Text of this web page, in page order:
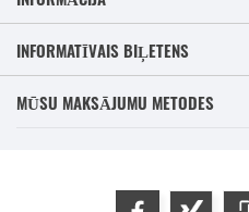
INFORMATĪVAIS BIĻETENS
MŪSU MAKSĀJUMU METODES